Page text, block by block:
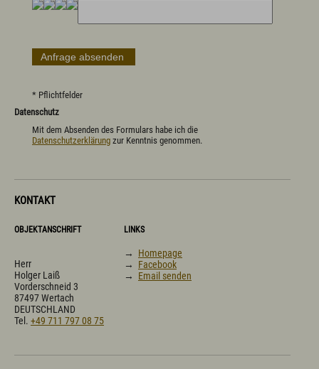
* Pflichtfelder
Datenschutz
Mit dem Absenden des Formulars habe ich die
Datenschutzerklärung zur Kenntnis genommen.
KONTAKT
OBJEKTANSCHRIFT
Herr
Holger Laiß
Vorderschneid 3
87497 Wertach
DEUTSCHLAND
Tel. +49 711 797 08 75
LINKS
→ Homepage
→ Facebook
→ Email senden